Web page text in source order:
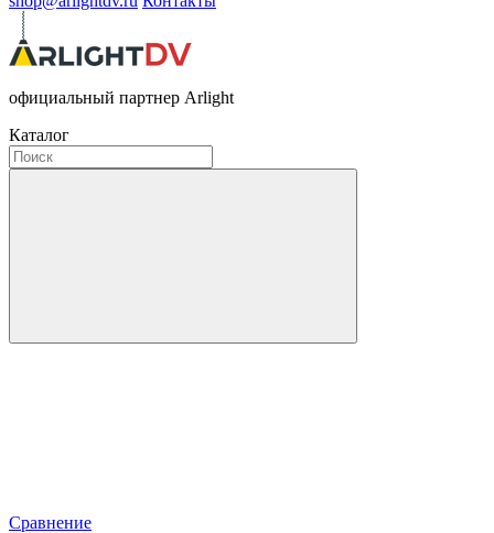
официальный партнер Arlight
Каталог
Сравнение